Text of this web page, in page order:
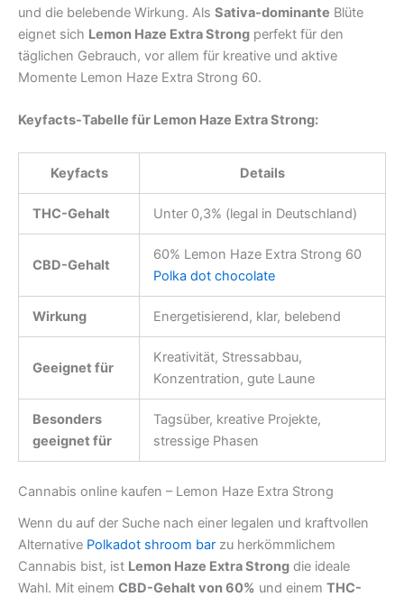
und die belebende Wirkung. Als Sativa-dominante Blüte
eignet sich Lemon Haze Extra Strong perfekt für den
täglichen Gebrauch, vor allem für kreative und aktive
Momente Lemon Haze Extra Strong 60.
Keyfacts-Tabelle für Lemon Haze Extra Strong:
Keyfacts Details
THC-Gehalt Unter 0,3% (legal in Deutschland)
CBD-Gehalt
60% Lemon Haze Extra Strong 60
Polka dot chocolate
Wirkung Energetisierend, klar, belebend
Geeignet für
Kreativität, Stressabbau,
Konzentration, gute Laune
Besonders
geeignet für
Tagsüber, kreative Projekte,
stressige Phasen
Cannabis online kaufen – Lemon Haze Extra Strong
Wenn du auf der Suche nach einer legalen und kraftvollen
Alternative Polkadot shroom bar zu herkömmlichem
Cannabis bist, ist Lemon Haze Extra Strong die ideale
Wahl. Mit einem CBD-Gehalt von 60% und einem THC-